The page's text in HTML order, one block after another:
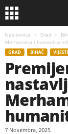
Naslovnica Grad
Merhameta i
GRAD BIHAĆ VIJESTI
7 Novembra, 2025